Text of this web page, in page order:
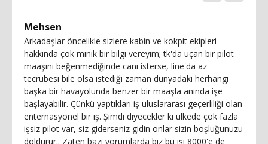
Mehsen
Arkadaşlar öncelikle sizlere kabin ve kokpit ekipleri
hakkında çok minik bir bilgi vereyim; tk'da uçan bir pilot
maaşını beğenmediğinde canı isterse, line'da az
tecrübesi bile olsa istediği zaman dünyadaki herhangi
başka bir havayolunda benzer bir maaşla anında işe
başlayabilir. Çünkü yaptıkları iş uluslararası geçerliliği olan
enternasyonel bir iş. Şimdi diyecekler ki ülkede çok fazla
işsiz pilot var, siz giderseniz gidin onlar sizin boşluğunuzu
doldurur.. Zaten bazı yorumlarda biz bu işi 8000'e de